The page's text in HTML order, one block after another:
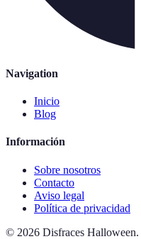
Navigation
Inicio
Blog
Información
Sobre nosotros
Contacto
Aviso legal
Política de privacidad
© 2026 Disfraces Halloween.